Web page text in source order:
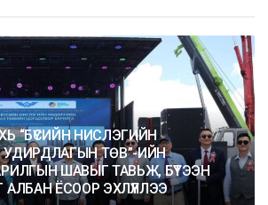
“БҮСИЙН НИСЛЭГИЙН
ТӨВ”-ИЙН
ШАВЫГ ТАВЬЖ, БҮТЭЭН
ЁСООР ЭХЛҮҮЛЛЭЭ